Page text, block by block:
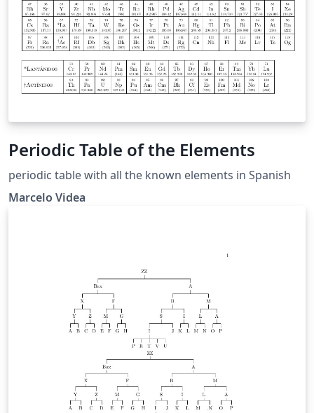
Periodic Table of the Elements
periodic table with all the known elements in Spanish
Marcelo Videa